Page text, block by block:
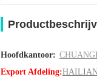
Hoofdkantoor:
Export Afdeling: